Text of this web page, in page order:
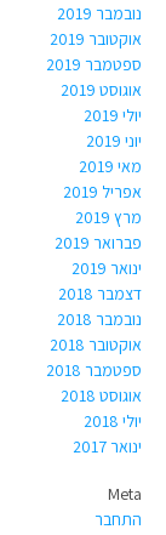
נובמבר 2019
אוקטובר 2019
ספטמבר 2019
אוגוסט 2019
יולי 2019
יוני 2019
מאי 2019
אפריל 2019
מרץ 2019
פברואר 2019
ינואר 2019
דצמבר 2018
נובמבר 2018
אוקטובר 2018
ספטמבר 2018
אוגוסט 2018
יולי 2018
ינואר 2017
Meta
התחבר